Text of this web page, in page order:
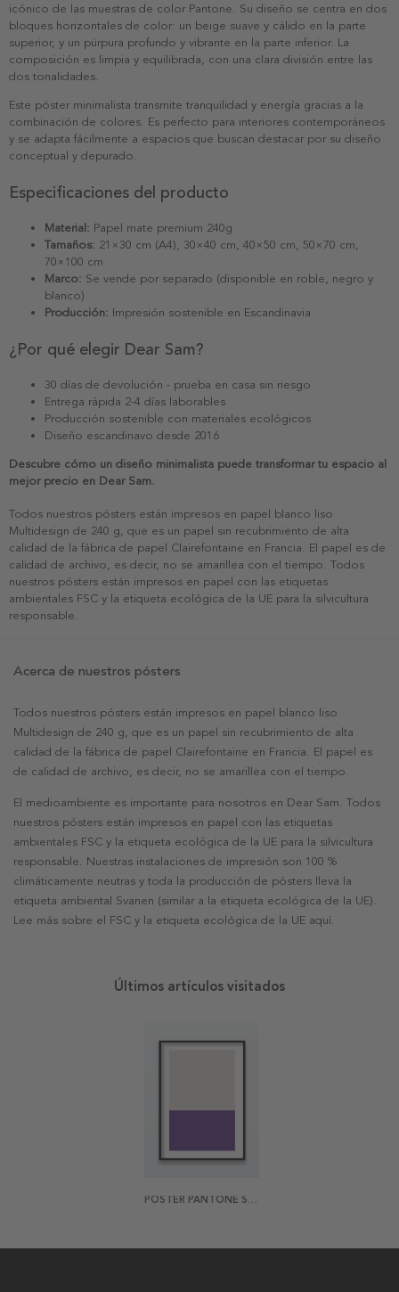
icónico de las muestras de color Pantone. Su diseño se centra en dos
bloques horizontales de color: un beige suave y cálido en la parte
superior, y un púrpura profundo y vibrante en la parte inferior. La
composición es limpia y equilibrada, con una clara división entre las
dos tonalidades.
Este póster minimalista transmite tranquilidad y energía gracias a la
combinación de colores. Es perfecto para interiores contemporáneos
y se adapta fácilmente a espacios que buscan destacar por su diseño
conceptual y depurado.
Especificaciones del producto
Material: Papel mate premium 240g
Tamaños: 21×30 cm (A4), 30×40 cm, 40×50 cm, 50×70 cm,
70×100 cm
Marco: Se vende por separado (disponible en roble, negro y
blanco)
Producción: Impresión sostenible en Escandinavia
¿Por qué elegir Dear Sam?
30 días de devolución - prueba en casa sin riesgo
Entrega rápida 2-4 días laborables
Producción sostenible con materiales ecológicos
Diseño escandinavo desde 2016
Descubre cómo un diseño minimalista puede transformar tu espacio al
mejor precio en Dear Sam.
Todos nuestros pósters están impresos en papel blanco liso
Multidesign de 240 g, que es un papel sin recubrimiento de alta
calidad de la fábrica de papel Clairefontaine en Francia. El papel es de
calidad de archivo, es decir, no se amarillea con el tiempo. Todos
nuestros pósters están impresos en papel con las etiquetas
ambientales FSC y la etiqueta ecológica de la UE para la silvicultura
responsable.
Acerca de nuestros pósters
Todos nuestros pósters están impresos en papel blanco liso
Multidesign de 240 g, que es un papel sin recubrimiento de alta
calidad de la fábrica de papel Clairefontaine en Francia. El papel es
de calidad de archivo, es decir, no se amarillea con el tiempo.
El medioambiente es importante para nosotros en Dear Sam. Todos
nuestros pósters están impresos en papel con las etiquetas
ambientales FSC y la etiqueta ecológica de la UE para la silvicultura
responsable. Nuestras instalaciones de impresión son 100 %
climáticamente neutras y toda la producción de pósters lleva la
etiqueta ambiental Svanen (similar a la etiqueta ecológica de la UE).
Lee más sobre el FSC y la etiqueta ecológica de la UE aquí.
Últimos artículos visitados
POSTER PANTONE SWATCH ONE